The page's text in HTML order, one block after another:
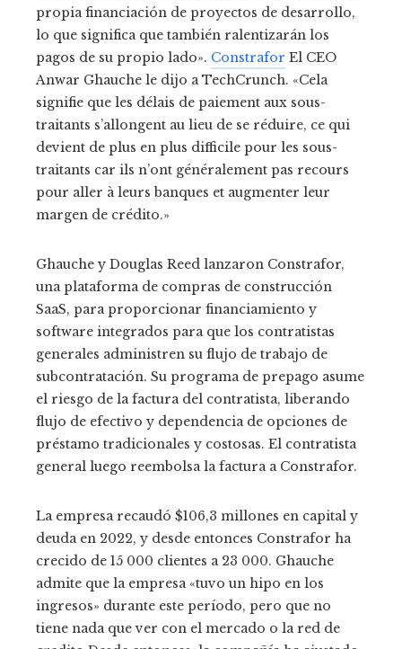
propia financiación de proyectos de desarrollo,
lo que significa que también ralentizarán los
pagos de su propio lado». Constrafor El CEO
Anwar Ghauche le dijo a TechCrunch. «Cela
signifie que les délais de paiement aux sous-
traitants s’allongent au lieu de se réduire, ce qui
devient de plus en plus difficile pour les sous-
traitants car ils n’ont généralement pas recours
pour aller à leurs banques et augmenter leur
margen de crédito.»
Ghauche y Douglas Reed lanzaron Constrafor,
una plataforma de compras de construcción
SaaS, para proporcionar financiamiento y
software integrados para que los contratistas
generales administren su flujo de trabajo de
subcontratación. Su programa de prepago asume
el riesgo de la factura del contratista, liberando
flujo de efectivo y dependencia de opciones de
préstamo tradicionales y costosas. El contratista
general luego reembolsa la factura a Constrafor.
La empresa recaudó $106,3 millones en capital y
deuda en 2022, y desde entonces Constrafor ha
crecido de 15 000 clientes a 23 000. Ghauche
admite que la empresa «tuvo un hipo en los
ingresos» durante este período, pero que no
tiene nada que ver con el mercado o la red de